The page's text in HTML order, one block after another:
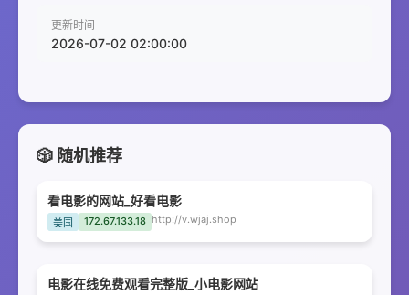
更新时间
2026-07-02 02:00:00
🎲 随机推荐
看电影的网站_好看电影
美国 172.67.133.18 http://v.wjaj.shop
电影在线免费观看完整版_小电影网站